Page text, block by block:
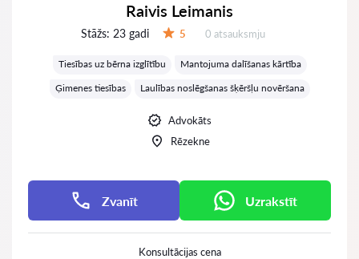
Raivis Leimanis
Stāžs: 23 gadi 5 Atsauksmes:
0 atsauksmju
Tiesības uz bērna izglītību
Mantojuma dalīšanas kārtība
Ģimenes tiesības
Laulības noslēgšanas šķēršļu novēršana
Advokāts
Rēzekne
Zvanīt Uzrakstīt
Konsultācijas cena